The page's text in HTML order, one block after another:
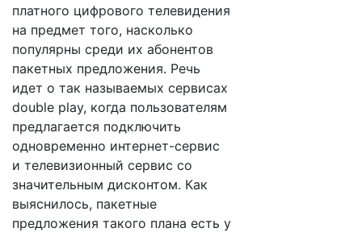
платного цифрового телевидения
на предмет того, насколько
популярны среди их абонентов
пакетных предложения. Речь
идет о так называемых сервисах
double play, когда пользователям
предлагается подключить
одновременно интернет-сервис
и телевизионный сервис со
значительным дисконтом. Как
выяснилось, пакетные
предложения такого плана есть у